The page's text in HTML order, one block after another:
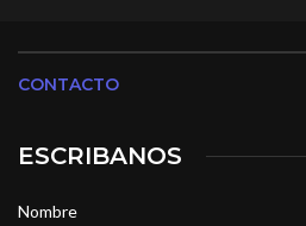
CONTACTO
ESCRIBANOS
Nombre